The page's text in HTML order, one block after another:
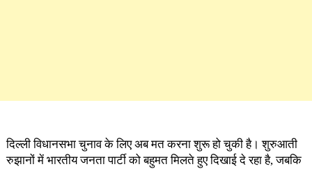
दिल्ली विधानसभा चुनाव के लिए अब मत करना शुरू हो चुकी है। शुरुआती
रुझानों में भारतीय जनता पार्टी को बहुमत मिलते हुए दिखाई दे रहा है, जबकि